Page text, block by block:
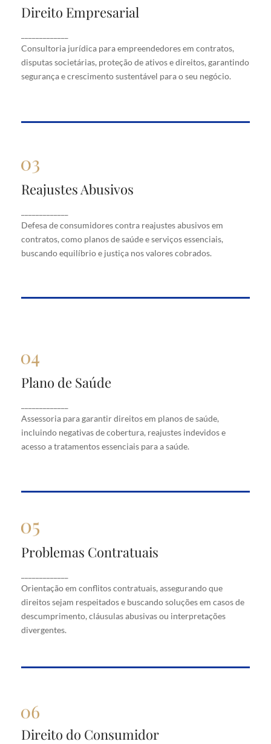
Direito Empresarial
Consultoria jurídica para empreendedores em contratos,
disputas societárias, proteção de ativos e direitos, garantindo
segurança e crescimento sustentável para o seu negócio.
Direito Empresarial
contratos, disputas societárias, proteção de ativos
e direitos, garantindo segurança e crescimento
sustentável para o seu negócio.
Reajustes Abusivos
Defesa de consumidores contra reajustes abusivos em
contratos, como planos de saúde e serviços essenciais,
buscando equilíbrio e justiça nos valores cobrados.
Reajustes Abusivos
em contratos, como planos de saúde e serviços
essenciais, buscando equilíbrio e justiça nos valores
cobrados.
Plano de Saúde
Assessoria para garantir direitos em planos de saúde,
incluindo negativas de cobertura, reajustes indevidos e
acesso a tratamentos essenciais para a saúde.
Plano de Saúde
saúde, incluindo negativas de cobertura, reajustes
indevidos e acesso a tratamentos essenciais para a
saúde.
Problemas Contratuais
Orientação em conflitos contratuais, assegurando que
direitos sejam respeitados e buscando soluções em casos de
descumprimento, cláusulas abusivas ou interpretações
divergentes.
Problemas Contratuais
que direitos sejam respeitados e buscando soluções
em casos de descumprimento, cláusulas abusivas
ou interpretações divergentes.
Direito do Consumidor
Direito do Consumidor